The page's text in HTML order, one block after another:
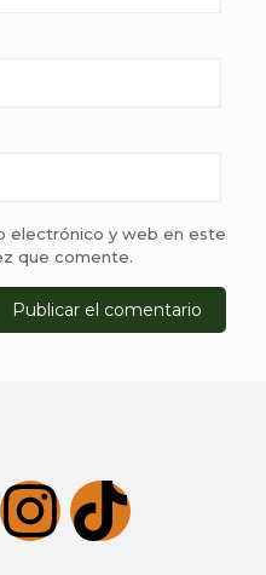
electrónico y web en este
que comente.